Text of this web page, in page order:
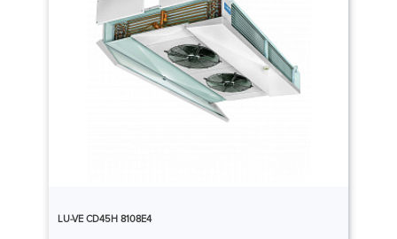
LU-VE CD45H 8108E4